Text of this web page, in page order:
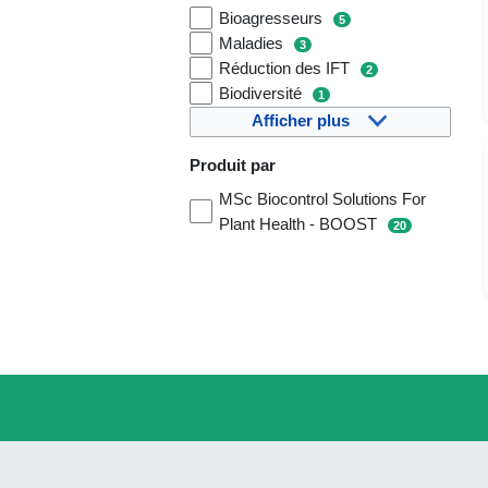
Bioagresseurs
5
Maladies 3
Réduction des IFT 2
Biodiversité 1
Afficher plus
Produit par
MSc Biocontrol Solutions For
Plant Health - BOOST
20